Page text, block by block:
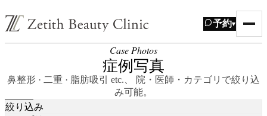
予約▾
Case Photos
症例写真
鼻整形 · 二重 · 脂肪吸引 etc.、 院・医師・カテゴリで絞り込
み可能。
絞り込み